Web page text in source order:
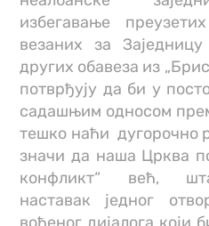
избегавање
везаних за
других обавеза из
потврђују да би у
садашњим односом
тешко наћи дугорочно
значи да наша Црква
конфликт“ већ,
наставак једног
вођеног дијалога који